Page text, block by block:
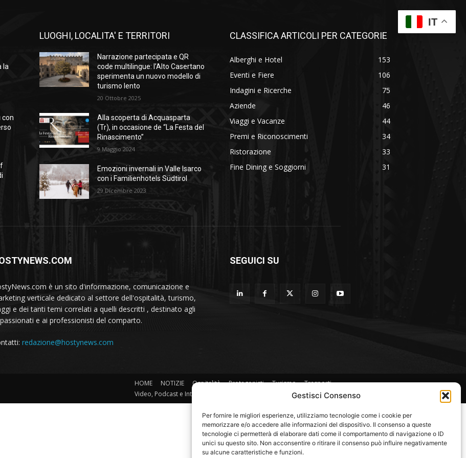
Gestisci Consenso
Per fornire le migliori esperienze, utilizziamo tecnologie come i cookie per
memorizzare e/o accedere alle informazioni del dispositivo. Il consenso a queste
tecnologie ci permetterà di elaborare dati come il comportamento di navigazione o ID
unici su questo sito. Non acconsentire o ritirare il consenso può influire negativamente
su alcune caratteristiche e funzioni.
la
con
LUOGHI, LOCALITA' E TERRITORI
Narrazione partecipata e QR
code multilingue: l’Alto Casertano
sperimenta un nuovo modello di
turismo lento
20 Ottobre 2025
Alla scoperta di Acquasparta
(Tr), in occasione de “La Festa del
Rinascimento”
9 Maggio 2024
Emozioni invernali in Valle Isarco
con i Familienhotels Südtirol
29 Dicembre 2023
CLASSIFICA ARTICOLI PER CATEGORIE
Alberghi e Hotel
153
Eventi e Fiere
106
Indagini e Ricerche
75
Aziende
46
Viaggi e Vacanze
44
Premi e Riconoscimenti
34
Ristorazione
33
Fine Dining e Soggiorni
31
è un sito d'informazione, comunicazione e
verticale dedicato al settore dell'ospitalità, turismo,
e dei tanti temi correlati a quelli descritti , destinato agli
e ai professionisti del comparto.
redazione@hostynews.com
SEGUICI SU
HOME NOTIZIE Ospitalità Protagonisti Turismo
Trasporti
Video, Podcast e Interviste
IT